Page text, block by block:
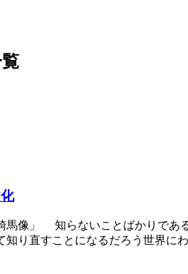
馬像」 知らないことばかりであ
知り直すことになるだろう世界